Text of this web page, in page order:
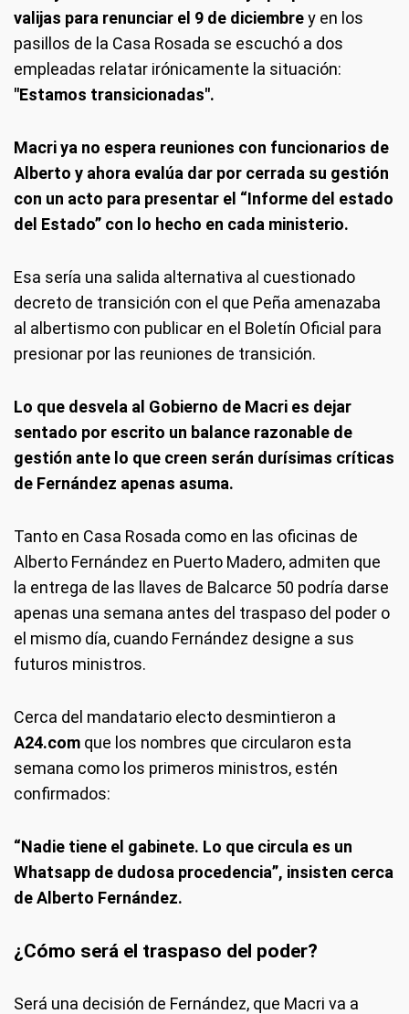
valijas para renunciar el 9 de diciembrey en los
pasillos de la Casa Rosada se escuchó a dos
empleadas relatar irónicamente la situación:
"Estamos transicionadas".
Macri ya no espera reuniones con funcionarios de
Alberto y ahora evalúa dar por cerrada su gestión
con un acto para presentar el “Informe del estado
del Estado” con lo hecho en cada ministerio.
Esa sería una salida alternativa al cuestionado
decreto de transición con el que Peña amenazaba
al albertismo con publicar en el Boletín Oficial para
presionar por las reuniones de transición.
Lo que desvela al Gobierno de Macri es dejar
sentado por escrito un balance razonable de
gestión ante lo que creen serán durísimas críticas
de Fernández apenas asuma.
Tanto en Casa Rosada como en las oficinas de
Alberto Fernández en Puerto Madero, admiten que
la entrega de las llaves de Balcarce 50 podría darse
apenas una semana antes del traspaso del poder o
el mismo día, cuando Fernández designe a sus
futuros ministros.
Cerca del mandatario electo desmintieron a
A24.com que los nombres que circularon esta
semana como los primeros ministros, estén
confirmados:
“Nadie tiene el gabinete. Lo que circula es un
Whatsapp de dudosa procedencia”, insisten cerca
de Alberto Fernández.
¿Cómo será el traspaso del poder?
Será una decisión de Fernández, que Macri va a